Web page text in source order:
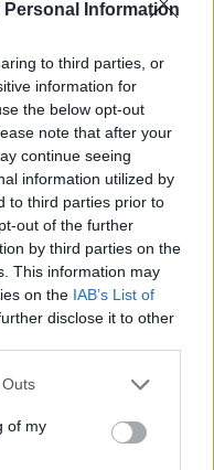
Personal Information
to third parties, or
information for
the below opt-out
note that after your
continue seeing
information utilized by
to third parties prior to
out of the further
by third parties on the
This information may
on the IAB’s List of
disclose it to other
of my